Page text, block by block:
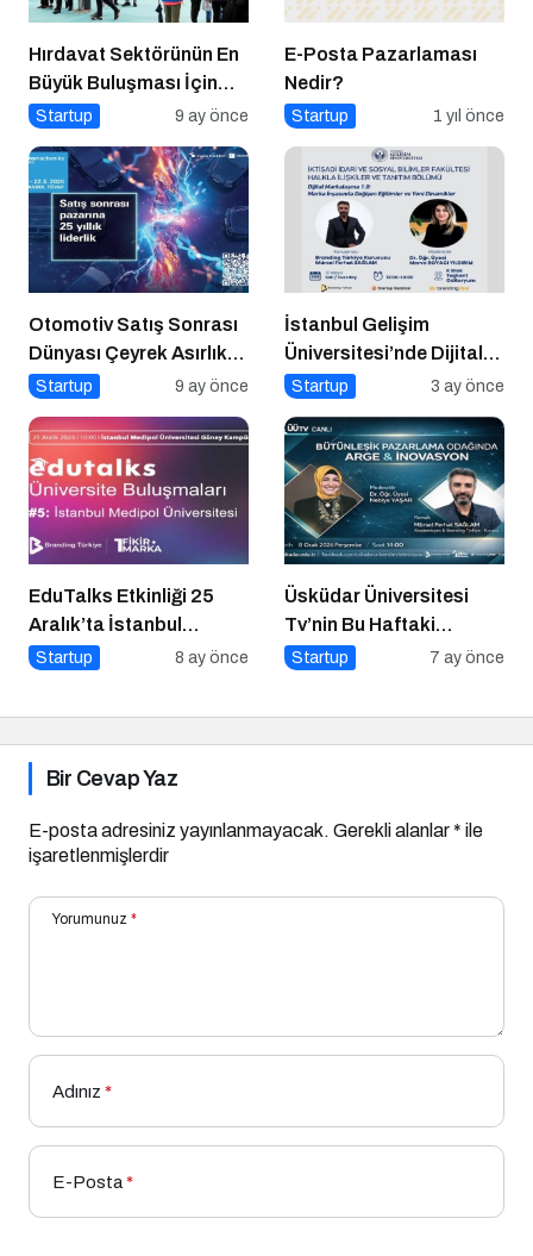
Hırdavat Sektörünün En
Büyük Buluşması İçin
İstanbul Hazır!
Startup 9 ay önce
E-Posta Pazarlaması
Nedir?
Startup 1 yıl önce
Otomotiv Satış Sonrası
Dünyası Çeyrek Asırlık
Zirve İçin İstanbul’da
Startup 9 ay önce
İstanbul Gelişim
Üniversitesi’nde Dijital
Markalaşma 1.0 Etkinliği
Startup 3 ay önce
EduTalks Etkinliği 25
Aralık’ta İstanbul
Medipol
Startup 8 ay önce
Üsküdar Üniversitesi
Tv’nin Bu Haftaki
Konuğu Mürsel Ferhat
Startup 7 ay önce
Bir Cevap Yaz
E-posta adresiniz yayınlanmayacak. Gerekli alanlar* ile
işaretlenmişlerdir
Yorumunuz *
Adınız *
E-Posta*